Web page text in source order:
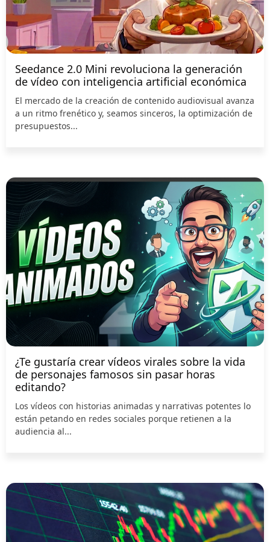
Seedance 2.0 Mini revoluciona la generación
de vídeo con inteligencia artificial económica
El mercado de la creación de contenido audiovisual avanza
a un ritmo frenético y, seamos sinceros, la optimización de
presupuestos...
¿Te gustaría crear vídeos virales sobre la vida
de personajes famosos sin pasar horas
editando?
Los vídeos con historias animadas y narrativas potentes lo
están petando en redes sociales porque retienen a la
audiencia al...